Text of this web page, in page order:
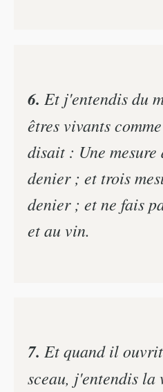
6. Et j'entendis du
êtres vivants
disait : Une mesure
denier ; et trois
denier ; et ne fais
et au vin.
7. Et quand il
sceau, j'entendis la